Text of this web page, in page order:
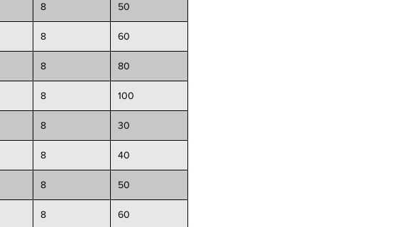
8 50
8 60
8 80
8 100
8 30
8 40
8 50
8 60